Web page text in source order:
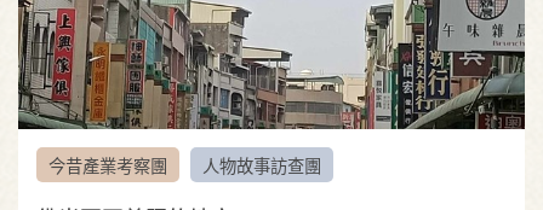
今昔產業考察團 人物故事訪查團